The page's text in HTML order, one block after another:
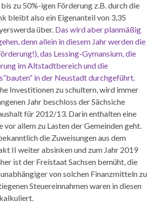
zu 50%-igen Förderung z.B. durch die
bleibt also ein Eigenanteil von 3,35
über. Das wird aber planmäßig
denn allein in diesem Jahr werden die
das Lessing-Gymansium, die
im Altstadtbereich und die
in der Neustadt durchgeführt.
Investitionen zu schultern, wird immer
Jahr beschloss der Sächsiche
für 2012/13. Darin enthalten eine
vor allem zu Lasten der Gemeinden geht.
die Zuweisungen aus dem
II weiter absinken und zum Jahr 2019
ist der Freistaat Sachsen bemüht, die
von solchen Finanzmitteln zu
Steuereinnahmen waren in diesen